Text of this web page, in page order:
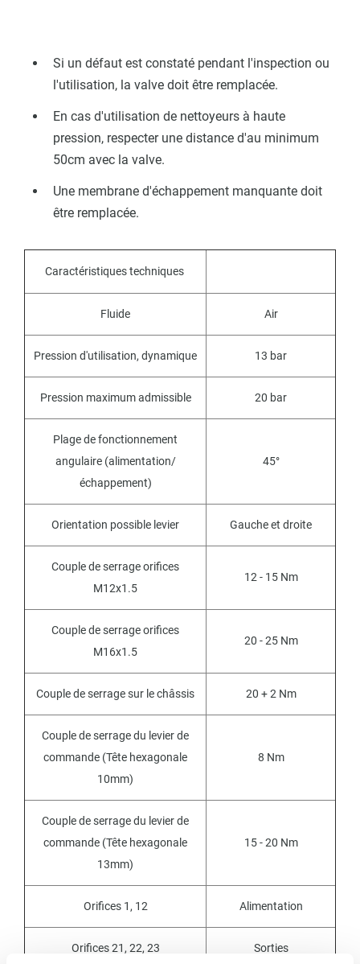
Si un défaut est constaté pendant l'inspection ou
l'utilisation, la valve doit être remplacée.
En cas d'utilisation de nettoyeurs à haute
pression, respecter une distance d'au minimum
50cm avec la valve.
Une membrane d'échappement manquante doit
être remplacée.
Caractéristiques techniques
Fluide Air
Pression d'utilisation, dynamique 13 bar
Pression maximum admissible 20 bar
Plage de fonctionnement
angulaire (alimentation/
échappement)
45°
Orientation possible levier Gauche et droite
Couple de serrage orifices
M12x1.5
12 - 15 Nm
Couple de serrage orifices
M16x1.5
20 - 25 Nm
Couple de serrage sur le châssis 20 + 2 Nm
Couple de serrage du levier de
commande (Tête hexagonale
10mm)
8 Nm
Couple de serrage du levier de
commande (Tête hexagonale
13mm)
15 - 20 Nm
Orifices 1, 12 Alimentation
Orifices 21, 22, 23 Sorties